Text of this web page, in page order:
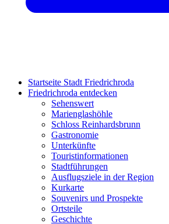
Startseite Stadt Friedrichroda
Friedrichroda entdecken
Sehenswert
Marienglashöhle
Schloss Reinhardsbrunn
Gastronomie
Unterkünfte
Touristinformationen
Stadtführungen
Ausflugsziele in der Region
Kurkarte
Souvenirs und Prospekte
Ortsteile
Geschichte